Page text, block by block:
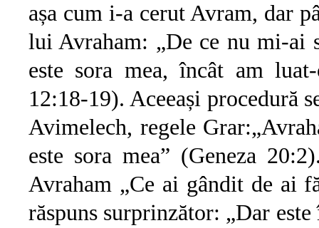
așa cum i-a cerut Avram, dar
lui Avraham: „De ce nu mi-ai
este sora mea, încât am
12:18-19). Aceeași procedură
Avimelech, regele
este sora mea” (Geneza
Avraham „Ce ai gândit de ai
răspuns surprinzător: „Dar